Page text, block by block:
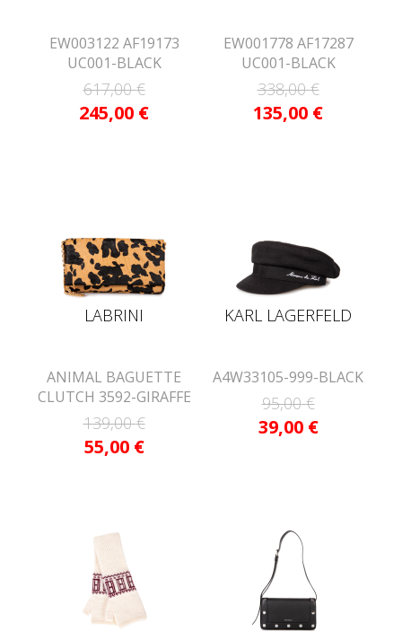
EW003122 AF19173
UC001-BLACK
617,00 €
245,00 €
EW001778 AF17287
UC001-BLACK
338,00 €
135,00 €
LABRINI
ANIMAL BAGUETTE
CLUTCH 3592-GIRAFFE
139,00 €
55,00 €
KARL LAGERFELD
A4W33105-999-BLACK
95,00 €
39,00 €